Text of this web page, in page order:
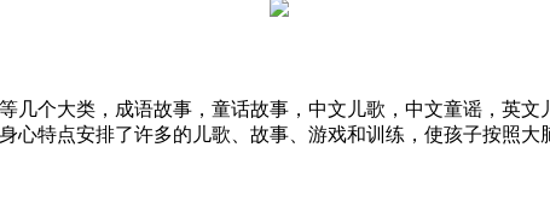
几个大类，成语故事，童话故事，中文儿歌，中文童谣，英
心特点安排了许多的儿歌、故事、游戏和训练，使孩子按照